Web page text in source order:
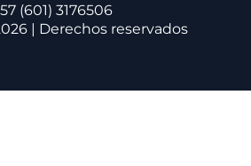
(601) 3176506
| Derechos reservados